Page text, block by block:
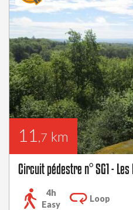
11 ,7 km
Circuit pédestre n° SG1 -
4h
Easy
Loop